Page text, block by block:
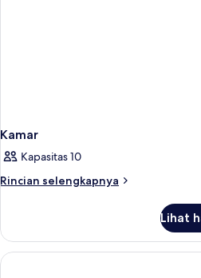
Kamar
Kapasitas 10
Rincian selengkapnya
Rincian
Kamar
Lihat